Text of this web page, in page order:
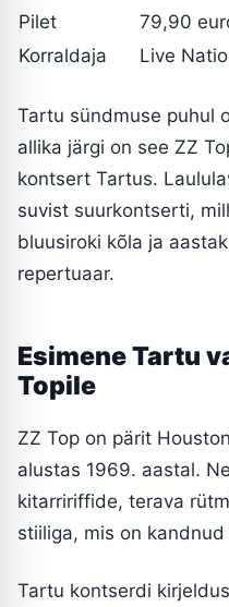
Pilet
79,90
Korraldaja
Live
Tartu sündmuse puhul
allika järgi on see ZZ
kontsert Tartus.
suvist suurkontserti,
bluusiroki kõla ja
repertuaar.
Esimene Tartu
Topile
ZZ Top on pärit
alustas 1969. aastal.
kitarririffide, terava
stiiliga, mis on
Tartu kontserdi